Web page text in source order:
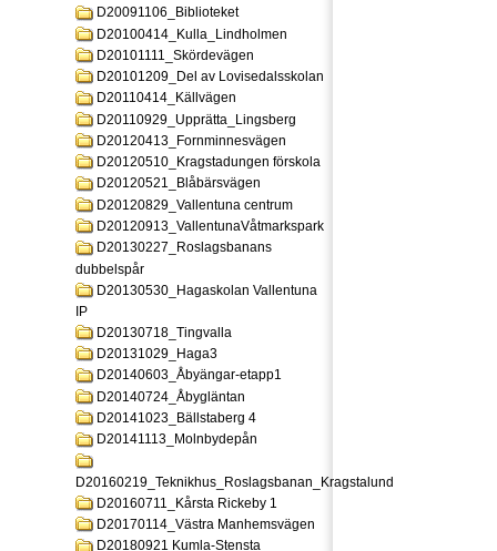
D20091106_Biblioteket
D20100414_Kulla_Lindholmen
D20101111_Skördevägen
D20101209_Del av Lovisedalsskolan
D20110414_Källvägen
D20110929_Upprätta_Lingsberg
D20120413_Fornminnesvägen
D20120510_Kragstadungen förskola
D20120521_Blåbärsvägen
D20120829_Vallentuna centrum
D20120913_VallentunaVåtmarkspark
D20130227_Roslagsbanans
dubbelspår
D20130530_Hagaskolan Vallentuna
IP
D20130718_Tingvalla
D20131029_Haga3
D20140603_Åbyängar-etapp1
D20140724_Åbygläntan
D20141023_Bällstaberg 4
D20141113_Molnbydepån
D20160219_Teknikhus_Roslagsbanan_Kragstalund
D20160711_Kårsta Rickeby 1
D20170114_Västra Manhemsvägen
D20180921 Kumla-Stensta